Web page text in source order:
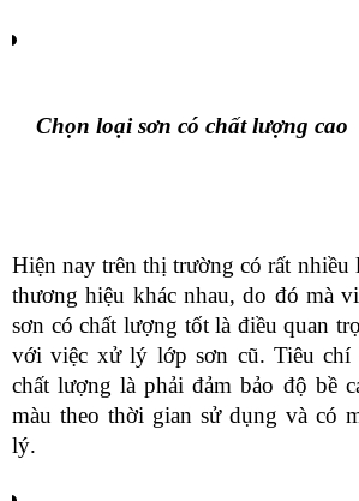
Chọn loại sơn có chất lượng cao
Hiện nay trên thị trường có rất nhiều
thương hiệu khác nhau, do đó mà
sơn có chất lượng tốt là điều quan
với việc xử lý lớp sơn cũ. Tiêu chí
chất lượng là phải đảm bảo độ bề
màu theo thời gian sử dụng và có
lý.